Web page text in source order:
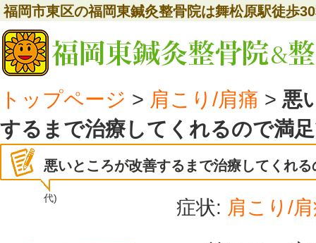
福岡市東区の福岡東鍼灸整骨院は舞松原駅徒歩
トップページ > 肩こり/肩痛 > 悪
するまで治療してくれるので満
悪いところが改善するまで治療してくれ
代) 症状: 肩こり/